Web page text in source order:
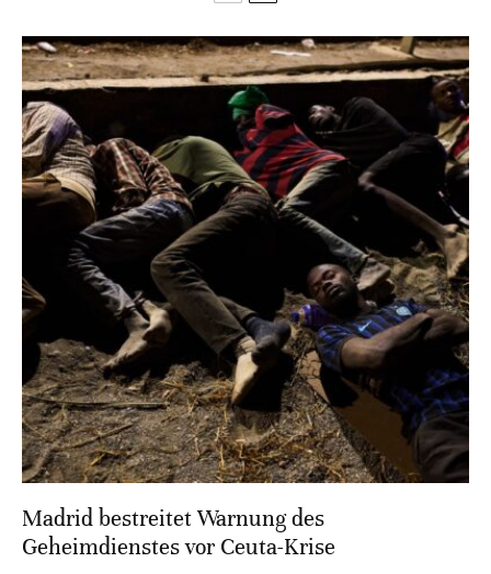
Madrid bestreitet Warnung des
Geheimdienstes vor Ceuta-Krise